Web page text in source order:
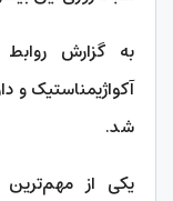
به گزارش
آکواژیمناستیک و
شد.
یکی از